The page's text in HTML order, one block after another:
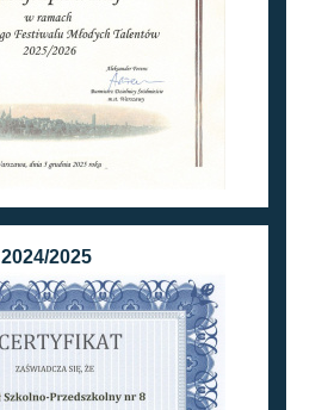
2024/2025